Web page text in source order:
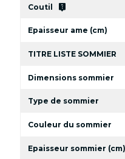
Coutil live_help
Epaisseur ame (cm)
TITRE LISTE SOMMIER
Dimensions sommier
Type de sommier
Couleur du sommier
Epaisseur sommier (cm)